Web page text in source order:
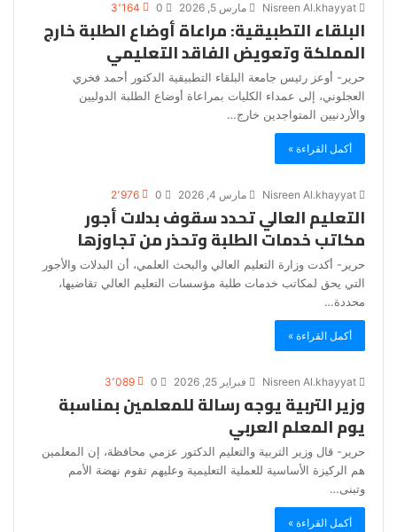
مارس 5, 2026 3٬164
البلقاء التطبيقية: مراعاة أوضاع الطلبة خارج
المملكة وتعويض الفاقد التعليمي
حرير- أوعز رئيس جامعة البلقاء التطبيقية الدكتور أحمد فخري
العجلوني، إلى عمداء الكليات بمراعاة أوضاع الطلبة الدوليين
والأردنيين المتواجدين خارج…
أكمل القراءة »
مارس 4, 2026 2٬976
التعليم العالي تحدد سقوف بدلات أجور
مكاتب خدمات الطلبة وتحذر من تجاوزها
حرير- أكدت وزارة التعليم العالي والبحث العلمي، أن البدلات والأجور
التي يحق لمكاتب خدمات طلبة مؤسسات التعليم العالي تقاضيها،
محددة…
أكمل القراءة »
فبراير 25, 2026 3٬089
وزير التربية يوجه رسالة للمعلمين بمناسبة
يوم المعلم العربي
حرير- قال وزير التربية والتعليم الدكتور عزمي محافظة، إن المعلمين
هم الركيزة الأساسية للعملية التعليمية وعليهم تقوم نهضة الأمم
وتبنى…
أكمل القراءة »